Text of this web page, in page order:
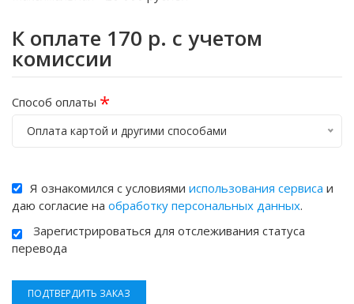
К оплате 170 р. с учетом
комиссии
Способ оплаты *
Оплата картой и другими способами
Я ознакомился с условиями использования сервиса и
даю согласие на обработку персональных данных.
Зарегистрироваться для отслеживания статуса
перевода
ПОДТВЕРДИТЬ ЗАКАЗ